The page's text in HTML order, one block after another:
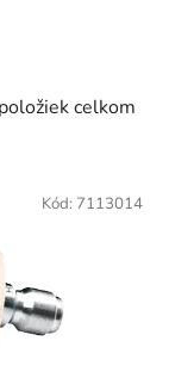
položiek celkom
Kód: 7113014